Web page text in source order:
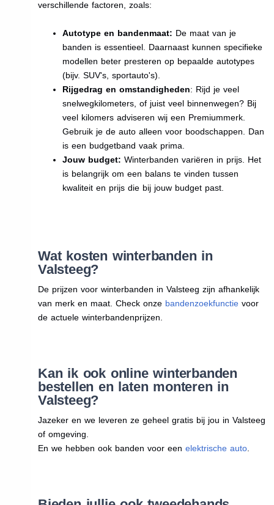
verschillende factoren, zoals:
Autotype en bandenmaat: De maat van je
banden is essentieel. Daarnaast kunnen specifieke
modellen beter presteren op bepaalde autotypes
(bijv. SUV's, sportauto's).
Rijgedrag en omstandigheden: Rijd je veel
snelwegkilometers, of juist veel binnenwegen? Bij
veel kilomers adviseren wij een Premiummerk.
Gebruik je de auto alleen voor boodschappen. Dan
is een budgetband vaak prima.
Jouw budget: Winterbanden variëren in prijs. Het
is belangrijk om een balans te vinden tussen
kwaliteit en prijs die bij jouw budget past.
Wat kosten winterbanden in
Valsteeg?
De prijzen voor winterbanden in Valsteeg zijn afhankelijk
van merk en maat. Check onze bandenzoekfunctievoor
de actuele winterbandenprijzen.
Kan ik ook online winterbanden
bestellen en laten monteren in
Valsteeg?
Jazeker en we leveren ze geheel gratis bij jou in Valsteeg
of omgeving.
En we hebben ook banden voor een elektrische auto.